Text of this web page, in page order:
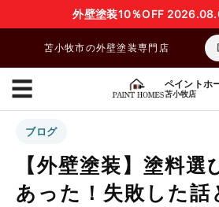
外壁塗装10％OFF
苫小牧市の外壁塗装専門店
ペイントホ
苫小牧店
☰
ブログ
【外壁塗装】塗料選
あった！失敗した話